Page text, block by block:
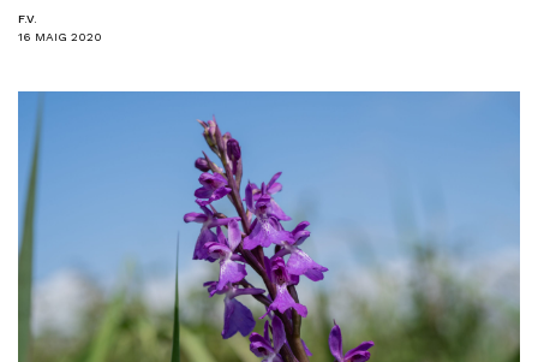
F.V.
16 MAIG 2020